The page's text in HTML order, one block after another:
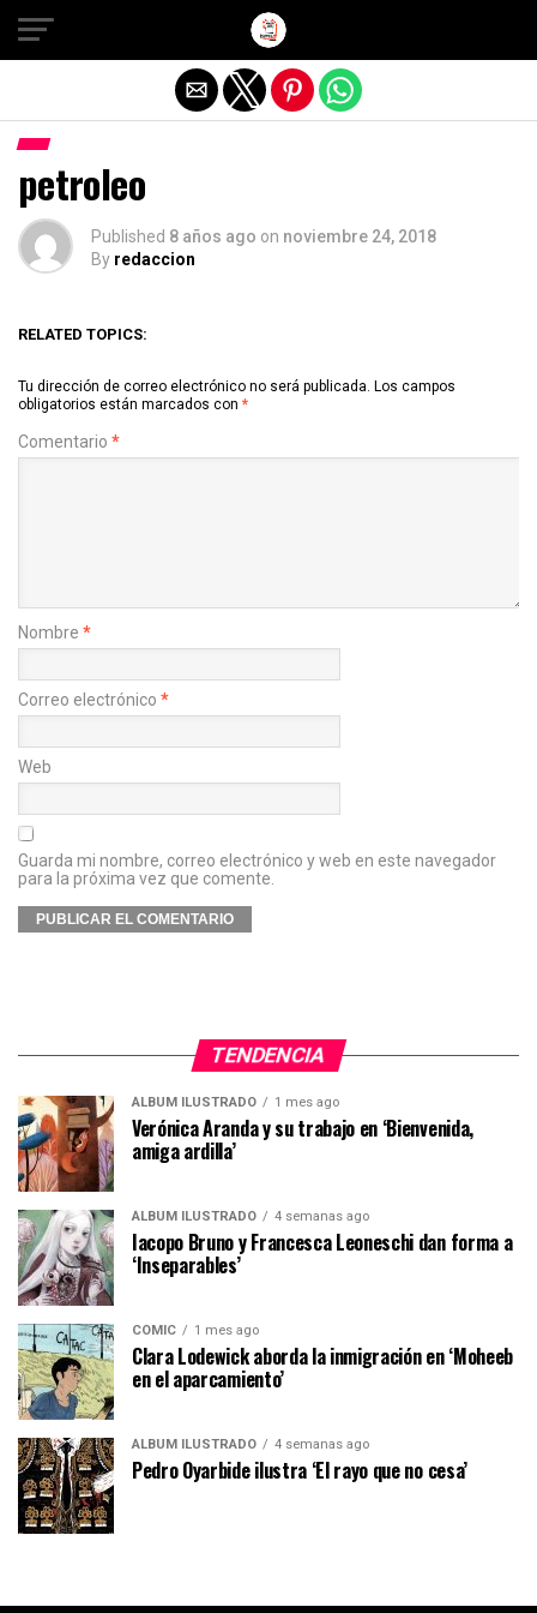
petroleo
Published 8 años ago on noviembre 24, 2018
By redaccion
RELATED TOPICS:
Tu dirección de correo electrónico no será publicada. Los campos
obligatorios están marcados con *
Comentario *
Nombre *
Correo electrónico *
Web
Guarda mi nombre, correo electrónico y web en este navegador
para la próxima vez que comente.
TENDENCIA
ÁLBUM ILUSTRADO 1 mes ago
Verónica Aranda y su trabajo en ‘Bienvenida,
amiga ardilla’
ÁLBUM ILUSTRADO 4 semanas ago
Iacopo Bruno y Francesca Leoneschi dan forma a
‘Inseparables’
CÓMIC 1 mes ago
Clara Lodewick aborda la inmigración en ‘Moheeb
en el aparcamiento’
ÁLBUM ILUSTRADO 4 semanas ago
Pedro Oyarbide ilustra ‘El rayo que no cesa’
Salir de la versión móvil